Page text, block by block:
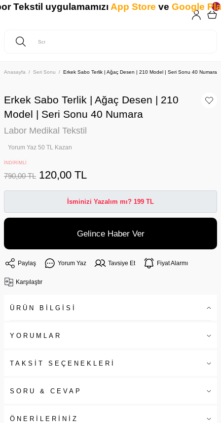
Anasayfa Seri Sonu Erkek Sabo Terlik | Ağaç Desen | 210 Model | Seri Sonu 40 Numara
Erkek Sabo Terlik | Ağaç Desen | 210
Model | Seri Sonu 40 Numara
Labor Medikal Tekstil
Yorum Yaz 50 TL Kazan
İNDİRİMLİ
790,00 TL 120,00 TL
İsminizi Yazalım mı? 199 TL
Gelince Haber Ver
Paylaş Yorum Yaz Tavsiye Et Fiyat Alarmı
Karşılaştır
ÜRÜN BİLGİSİ
YORUMLAR
TAKSİT SEÇENEKLERİ
SORU & CEVAP
ÖNERİLERİNİZ
uygulamamızıApp StoreveGoogle Play